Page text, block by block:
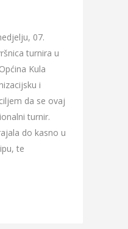
07.
turnira u
Kula
i
da se ovaj
turnir.
do kasno u
te